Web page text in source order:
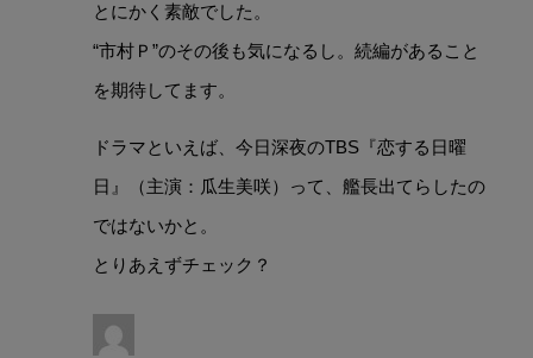
とにかく素敵でした。
“市村Ｐ”のその後も気になるし。続編があること
を期待してます。
ドラマといえば、今日深夜のTBS『恋する日曜
日』（主演：瓜生美咲）って、艦長出てらしたの
ではないかと。
とりあえずチェック？